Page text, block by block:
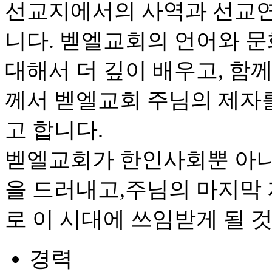
선교지에서의 사역과 선교
니다. 벧엘교회의 언어와
대해서 더 깊이 배우고, 함
께서 벧엘교회 주님의 제
고 합니다.
벧엘교회가 한인사회뿐 아
을 드러내고,주님의 마지
로 이 시대에 쓰임받게 될
경력